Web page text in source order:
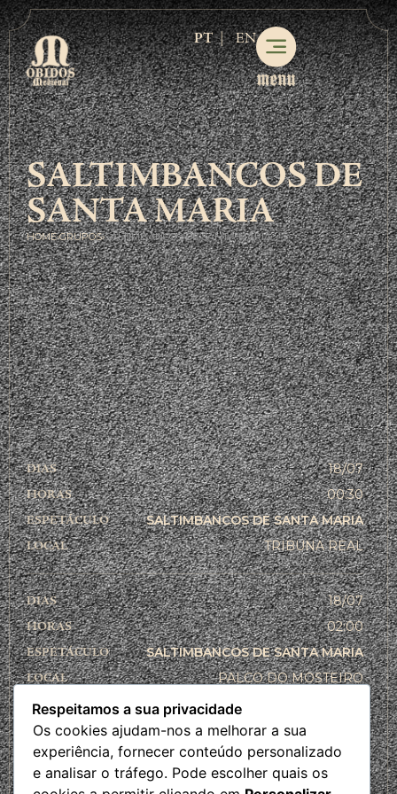
PT EN
SALTIMBANCOS DE
SANTA MARIA
HOME›GRUPOS›SALTIMBANCOS DE SANTA MARIA
18/07
00:30
SALTIMBANCOS DE SANTA MARIA
TRIBUNA REAL
18/07
02:00
SALTIMBANCOS DE SANTA MARIA
PALCO DO MOSTEIRO
16:00
SALTIMBANCOS DE SANTA MARIA
Respeitamos a sua privacidade
Os cookies ajudam-nos a melhorar a sua
experiência, fornecer conteúdo personalizado
e analisar o tráfego. Pode escolher quais os